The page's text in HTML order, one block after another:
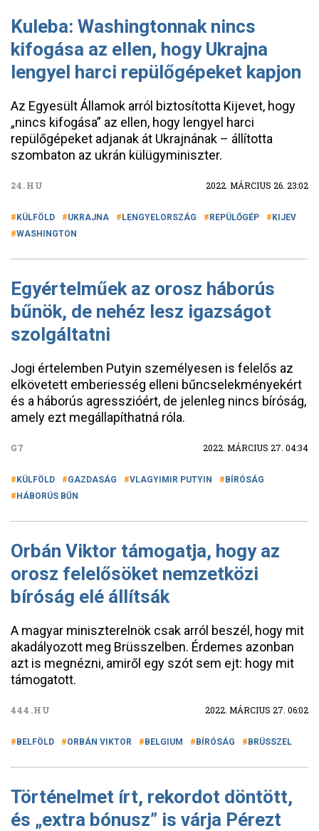
Kuleba: Washingtonnak nincs
kifogása az ellen, hogy Ukrajna
lengyel harci repülőgépeket kapjon
Az Egyesült Államok arról biztosította Kijevet, hogy
„nincs kifogása” az ellen, hogy lengyel harci
repülőgépeket adjanak át Ukrajnának – állította
szombaton az ukrán külügyminiszter.
24.HU 2022. MÁRCIUS 26. 23:02
KÜLFÖLD UKRAJNA LENGYELORSZÁG REPÜLŐGÉP
KIJEV
WASHINGTON
Egyértelműek az orosz háborús
bűnök, de nehéz lesz igazságot
szolgáltatni
Jogi értelemben Putyin személyesen is felelős az
elkövetett emberiesség elleni bűncselekményekért
és a háborús agresszióért, de jelenleg nincs bíróság,
amely ezt megállapíthatná róla.
G7 2022. MÁRCIUS 27. 04:34
KÜLFÖLD GAZDASÁG VLAGYIMIR PUTYIN
BÍRÓSÁG
HÁBORÚS BŰN
Orbán Viktor támogatja, hogy az
orosz felelősöket nemzetközi
bíróság elé állítsák
A magyar miniszterelnök csak arról beszél, hogy mit
akadályozott meg Brüsszelben. Érdemes azonban
azt is megnézni, amiről egy szót sem ejt: hogy mit
támogatott.
444.HU 2022. MÁRCIUS 27. 06:02
BELFÖLD ORBÁN VIKTOR BELGIUM BÍRÓSÁG BRÜSSZEL
Történelmet írt, rekordot döntött,
és „extra bónusz” is várja Pérezt